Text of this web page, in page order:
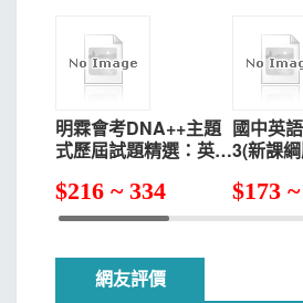
明霖會考DNA++主題
式歷屆試題精選：英語
$216 ~ 334
國中英
3(新課
$173
網友評價